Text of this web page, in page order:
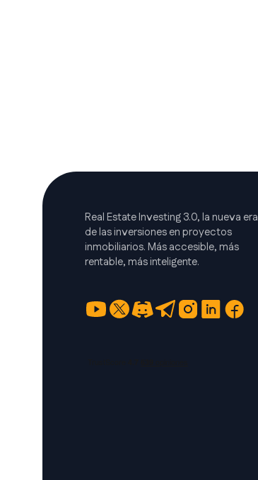
Real Estate Investing 3.0, la nueva era
de las inversiones en proyectos
inmobiliarios. Más accesible, más
rentable, más inteligente.